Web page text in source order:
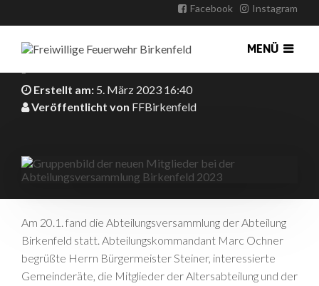
Facebook Instagram
MENÜ
ABTEILUNG BIRKENFELD
Die Abteilung Birkenfeld war im Jahr 2022 stark
Erstellt am: 5. März 2023 16:40
Veröffentlicht von FFBirkenfeld
Am 20.1. fand die Abteilungsversammlung der Abteilung
Birkenfeld statt. Abteilungskommandant Marc Ochner
begrüßte Herrn Bürgermeister Steiner, interessierte
Gemeinderäte, die Mitglieder der Altersabteilung und der